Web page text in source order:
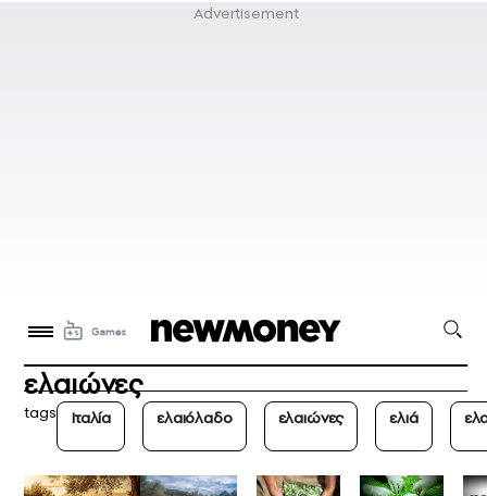
ελαιώνες
tags Ιταλία ελαιόλαδο ελαιώνες ελιά